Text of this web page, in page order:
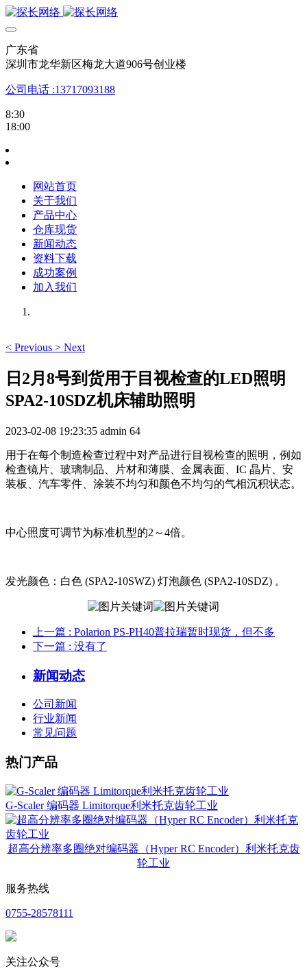
广东省
深圳市龙华新区梅龙大道906号创业楼
公司电话 :13717093188
8:30
18:00
网站首页
关于我们
产品中心
仓库现货
新闻动态
资料下载
成功案例
加入我们
< Previous > Next
日2月8号到货用于目视检查的LED照明
SPA2-10SDZ机床辅助照明
2023-02-08 19:23:35 admin 64
用于在每个制造检查过程中对产品进行目视检查的照明，例如
检查镜片、玻璃制品、片材和薄膜、金属表面、IC 晶片、安
装板、汽车零件、涂装不均匀和颜色不均匀的气相沉积状态。
中心照度可调节为标准机型的2～4倍。
发光颜色：白色 (SPA2-10SWZ) 灯泡颜色 (SPA2-10SDZ) 。
上一篇 : ​Polarion PS-PH40普拉瑞暂时现货，但不多
下一篇 : 没有了
新闻动态
公司新闻
行业新闻
常见问题
热门产品
G-Scaler 编码器 Limitorque利米托克齿轮工业
超高分辨率多圈绝对编码器（Hyper RC Encoder）利米托克齿
轮工业
服务热线
0755-28578111
关注公众号